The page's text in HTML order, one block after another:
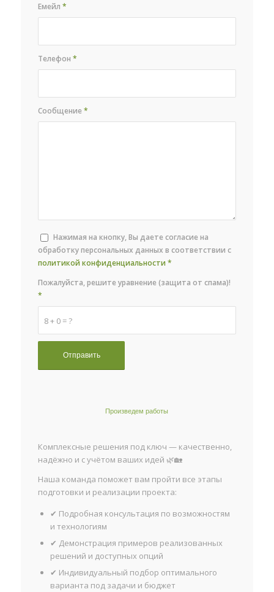
Емейл*
Телефон*
Сообщение*
Нажимая на кнопку, Вы даете согласие на
обработку персональных данных в соответствии с
политикой конфиденциальности *
8 + 0 = ?
Пожалуйста, решите уравнение (защита от спама)!
*
Произведем работы
Комплексные решения под ключ — качественно,
надёжно и с учётом ваших идей 🌿🏡
Наша команда поможет вам пройти все этапы
подготовки и реализации проекта:
✔ Подробная консультация по возможностям
и технологиям
✔ Демонстрация примеров реализованных
решений и доступных опций
✔ Индивидуальный подбор оптимального
варианта под задачи и бюджет